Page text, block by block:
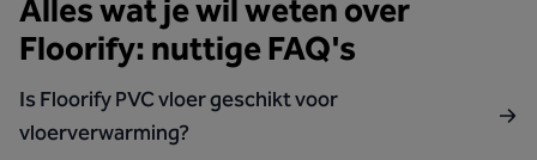
Alles wat je wil weten over
Floorify: nuttige FAQ's
Is Floorify PVC vloer geschikt voor
vloerverwarming?